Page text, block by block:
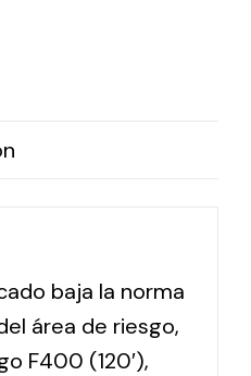
baja la norma
área de riesgo,
F400 (120′),